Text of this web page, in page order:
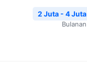
2 Juta - 4 Juta
Bulanan